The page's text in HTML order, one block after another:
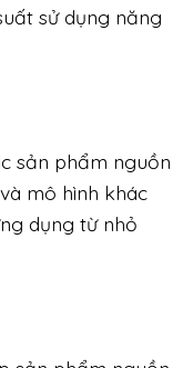
sử dụng năng
sản phẩm nguồn
mô hình khác
dụng từ nhỏ